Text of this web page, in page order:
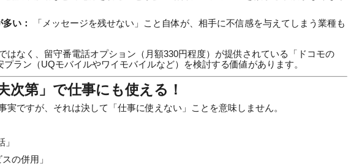
い：
「メッセージを残せない」こと自体が、相手に不信感を与えてしまう業種も
はなく、留守番電話オプション（月額330円程度）が提供されている「ドコモの
ラン（UQモバイルやワイモバイルなど）を検討する価値があります。
次第」で仕事にも使える！
実ですが、それは決して「仕事に使えない」ことを意味しません。
の併用」